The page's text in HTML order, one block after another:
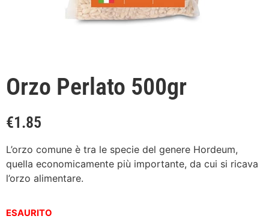
Orzo Perlato 500gr
€1.85
L’orzo comune è tra le specie del genere Hordeum,
quella economicamente più importante, da cui si ricava
l’orzo alimentare.
ESAURITO